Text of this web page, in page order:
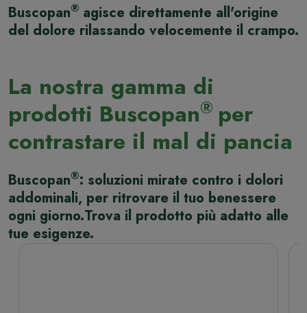
Buscopan® agisce direttamente all'origine
del dolore rilassando velocemente il crampo.
La nostra gamma di
prodotti Buscopan® per
contrastare il mal di pancia
Buscopan®: soluzioni mirate contro i dolori
addominali, per ritrovare il tuo benessere
ogni giorno.Trova il prodotto più adatto alle
tue esigenze.